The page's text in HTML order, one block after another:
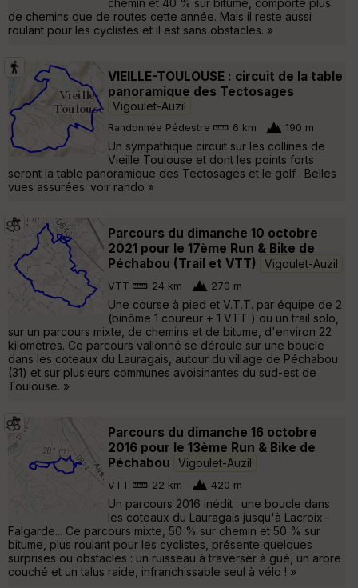
chemin et 40 % sur bitume, comporte plus
de chemins que de routes cette année. Mais il reste aussi
roulant pour les cyclistes et il est sans obstacles. »
VIEILLE-TOULOUSE : circuit de la table
panoramique des Tectosages
Vigoulet-Auzil
Randonnée Pédestre 6 km 190 m
Un sympathique circuit sur les collines de
Vieille Toulouse et dont les points forts
seront la table panoramique des Tectosages et le golf . Belles
vues assurées. voir rando »
Parcours du dimanche 10 octobre
2021 pour le 17ème Run & Bike de
Péchabou (Trail et VTT)
Vigoulet-Auzil
VTT 24 km 270 m
Une course à pied et V.T.T. par équipe de 2
(binôme 1 coureur + 1 VTT ) ou un trail solo,
sur un parcours mixte, de chemins et de bitume, d'environ 22
kilomètres. Ce parcours vallonné se déroule sur une boucle
dans les coteaux du Lauragais, autour du village de Péchabou
(31) et sur plusieurs communes avoisinantes du sud-est de
Toulouse. »
Parcours du dimanche 16 octobre
2016 pour le 13ème Run & Bike de
Péchabou
Vigoulet-Auzil
VTT 22 km 420 m
Un parcours 2016 inédit : une boucle dans
les coteaux du Lauragais jusqu'à Lacroix-
Falgarde... Ce parcours mixte, 50 % sur chemin et 50 % sur
bitume, plus roulant pour les cyclistes, présente quelques
surprises ou obstacles : un ruisseau à traverser à gué, un arbre
couché et un talus raide, infranchissable seul à vélo ! »